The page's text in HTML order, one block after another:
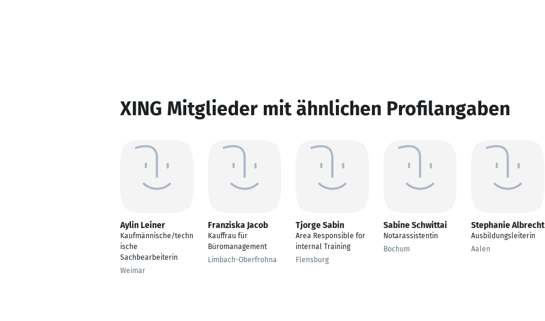
XING Mitglieder mit ähnlichen Profilangaben
Aylin Leiner
Kaufmännische/techn
ische
Sachbearbeiterin
Weimar
Franziska Jacob
Kauffrau für
Büromanagement
Limbach-Oberfrohna
Tjorge Sabin
Area Responsible for
internal Training
Flensburg
Sabine Schwittai
Notarassistentin
Bochum
Stephanie Albrecht
Ausbildungsleiterin
Aalen